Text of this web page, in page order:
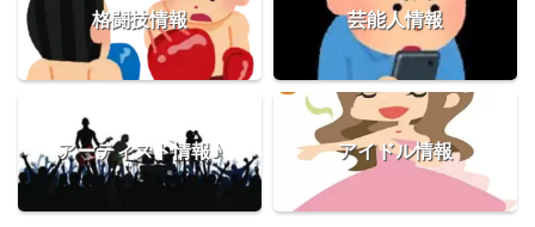
格闘技情報 芸能人情報
アーティスト情報♪ アイドル情報